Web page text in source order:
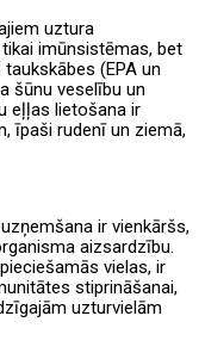
uztura
imūnsistēmas, bet
(EPA un
šūnu veselību un
eļļas lietošana ir
īpaši rudenī un ziemā,
ir vienkāršs,
aizsardzību.
vielas, ir
stiprināšanai,
uzturvielām